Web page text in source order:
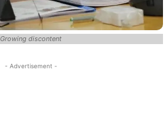
Growing discontent
- Advertisement -